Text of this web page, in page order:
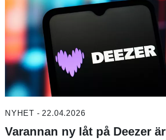
NYHET - 22.04.2026
Varannan ny låt på Deezer är